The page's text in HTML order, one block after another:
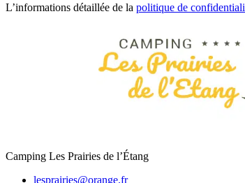
L’informations détaillée de la politique de
Camping Les Prairies de l’Étang
lesprairies@orange.fr